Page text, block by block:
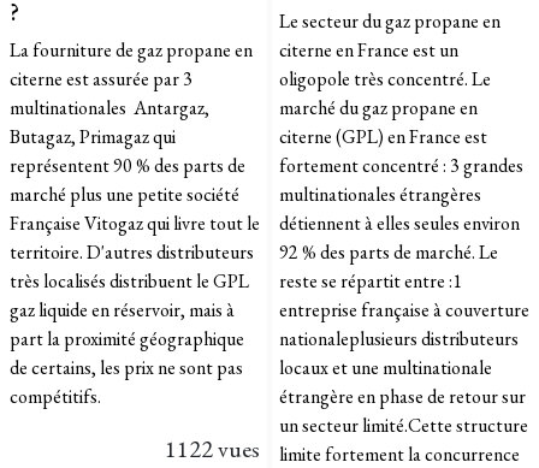
?
La fourniture de gaz propane en
citerne est assurée par 3
multinationales Antargaz,
Butagaz, Primagaz qui
représentent 90 % des parts de
marché plus une petite société
Française Vitogaz qui livre tout le
territoire. D'autres distributeurs
très localisés distribuent le GPL
gaz liquide en réservoir, mais à
part la proximité géographique
de certains, les prix ne sont pas
compétitifs.
1122 vues
Le secteur du gaz propane en
citerne en France est un
oligopole très concentré. Le
marché du gaz propane en
citerne (GPL) en France est
fortement concentré : 3 grandes
multinationales étrangères
détiennent à elles seules environ
92 % des parts de marché. Le
reste se répartit entre :1
entreprise française à couverture
nationaleplusieurs distributeurs
locaux et une multinationale
étrangère en phase de retour sur
un secteur limité.Cette structure
limite fortement la concurrence